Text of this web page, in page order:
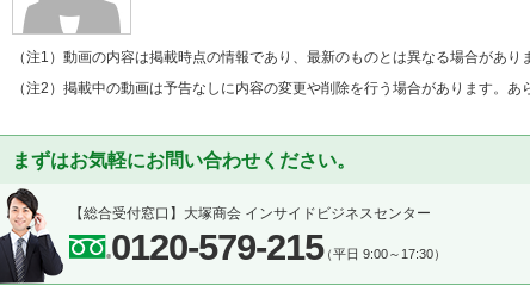
（注1）動画の内容は掲載時点の情報であり、最新のものとは異なる場合があり
（注2）掲載中の動画は予告なしに内容の変更や削除を行う場合があります。
まずはお気軽にお問い合わせください。
【総合受付窓口】 大塚商会 インサイドビジネスセンター
0120-579-215（平日 9:00～17:30）